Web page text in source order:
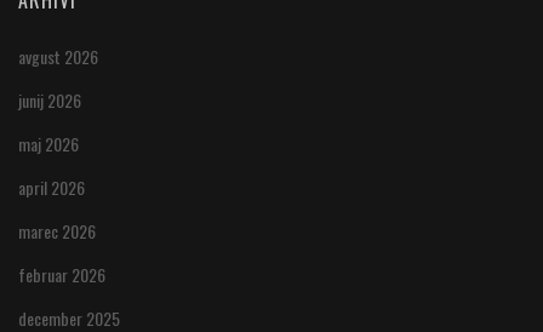
avgust 2026
junij 2026
maj 2026
april 2026
marec 2026
februar 2026
december 2025